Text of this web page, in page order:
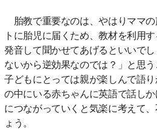
胎教で重要なのは、やはりママ
トに胎児に届くため、教材を利用
発音して聞かせてあげるといいで
ないから逆効果なのでは？」と思う
子どもにとっては親が楽しんで語
の中にいる赤ちゃんに英語で話し
につながっていくと気楽に考えて
ょう。